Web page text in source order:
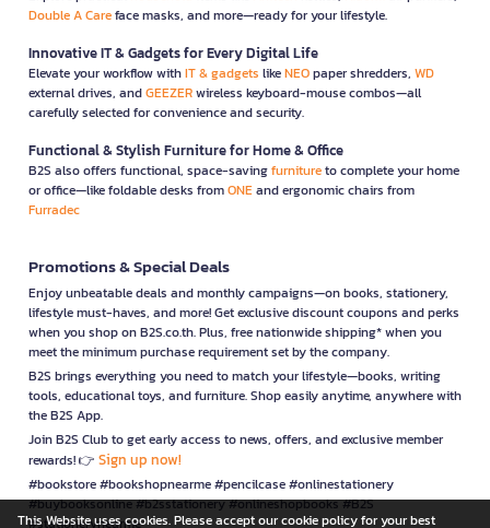
Double A Careface masks, and more—ready for your lifestyle.
Innovative IT & Gadgets for Every Digital Life
Elevate your workflow withIT & gadgets likeNEOpaper shredders, WD
external drives, andGEEZERwireless keyboard-mouse combos—all
carefully selected for convenience and security.
Functional & Stylish Furniture for Home & Office
B2S also offers functional, space-savingfurnitureto complete your home
or office—like foldable desks fromONEand ergonomic chairs from
Furradec
Promotions & Special Deals
Enjoy unbeatable deals and monthly campaigns—on books, stationery,
lifestyle must-haves, and more! Get exclusive discount coupons and perks
when you shop on B2S.co.th. Plus, free nationwide shipping* when you
meet the minimum purchase requirement set by the company.
B2S brings everything you need to match your lifestyle—books, writing
tools, educational toys, and furniture. Shop easily anytime, anywhere with
the B2S App.
Join B2S Club to get early access to news, offers, and exclusive member
rewards! 👉 Sign up now!
#bookstore #bookshopnearme #pencilcase #onlinestationery
#buybooksonline #b2sstationery #onlineshopbooks #B2S
#stationerynearme
This Website uses cookies. Please accept our cookie policy for your best